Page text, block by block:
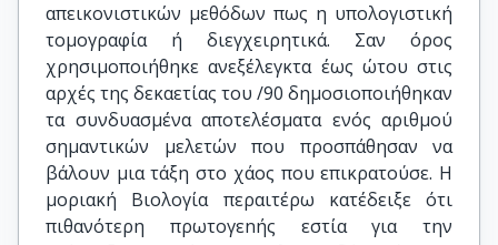
απεικονιστικών μεθόδων πως η υπολογιστική
τομογραφία ή διεγχειρητικά. Σαν όρος
χρησιμοποιήθηκε ανεξέλεγκτα έως ώτου στις
αρχές της δεκαετίας του /90 δημοσιοποιήθηκαν
τα συνδυασμένα αποτελέσματα ενός αριθμού
σημαντικών μελετών που προσπάθησαν να
βάλουν μια τάξη στο χάος που επικρατούσε. Η
μοριακή Βιολογία περαιτέρω κατέδειξε ότι
πιθανότερη πρωτογεnής εστία για την